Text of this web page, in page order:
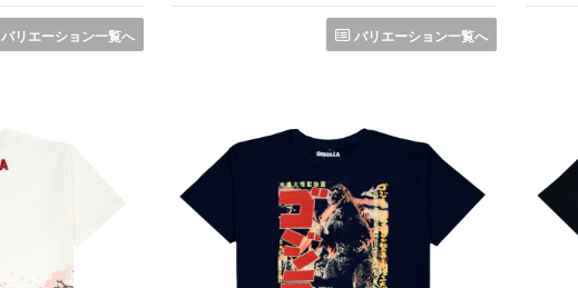
バリエーション一覧へ バリエーション一覧へ